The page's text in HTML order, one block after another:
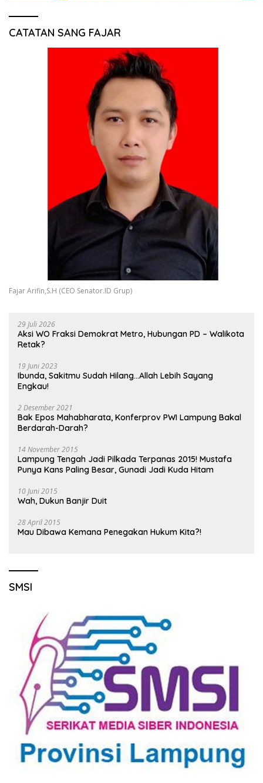
CATATAN SANG FAJAR
Fajar Arifin,S.H (CEO Senator.ID Grup)
29 Juli 2026
Aksi WO Fraksi Demokrat Metro, Hubungan PD – Walikota
Retak?
19 Juni 2023
Ibunda, Sakitmu Sudah Hilang…Allah Lebih Sayang
Engkau!
2 Desember 2021
Bak Epos Mahabharata, Konferprov PWI Lampung Bakal
Berdarah-Darah?
14 November 2015
Lampung Tengah Jadi Pilkada Terpanas 2015! Mustafa
Punya Kans Paling Besar, Gunadi Jadi Kuda Hitam
10 Juni 2015
Wah, Dukun Banjir Duit
28 April 2015
Mau Dibawa Kemana Penegakan Hukum Kita?!
SMSI